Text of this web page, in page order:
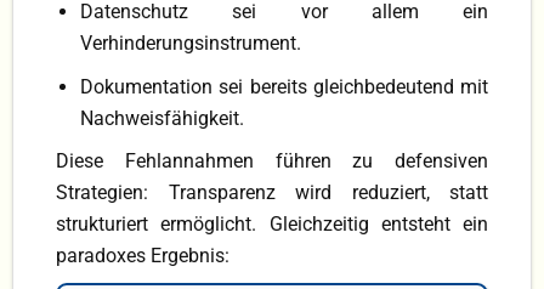
Datenschutz sei vor allem ein
Verhinderungsinstrument.
Dokumentation sei bereits gleichbedeutend mit
Nachweisfähigkeit.
Diese Fehlannahmen führen zu defensiven
Strategien: Transparenz wird reduziert, statt
strukturiert ermöglicht. Gleichzeitig entsteht ein
paradoxes Ergebnis: